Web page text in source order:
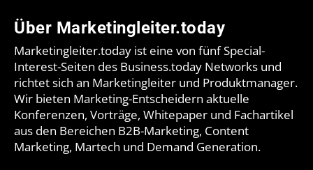
Über Marketingleiter.today
Marketingleiter.today ist eine von fünf Special-
Interest-Seiten des Business.today Networks und
richtet sich an Marketingleiter und Produktmanager.
Wir bieten Marketing-Entscheidern aktuelle
Konferenzen, Vorträge, Whitepaper und Fachartikel
aus den Bereichen B2B-Marketing, Content
Marketing, Martech und Demand Generation.